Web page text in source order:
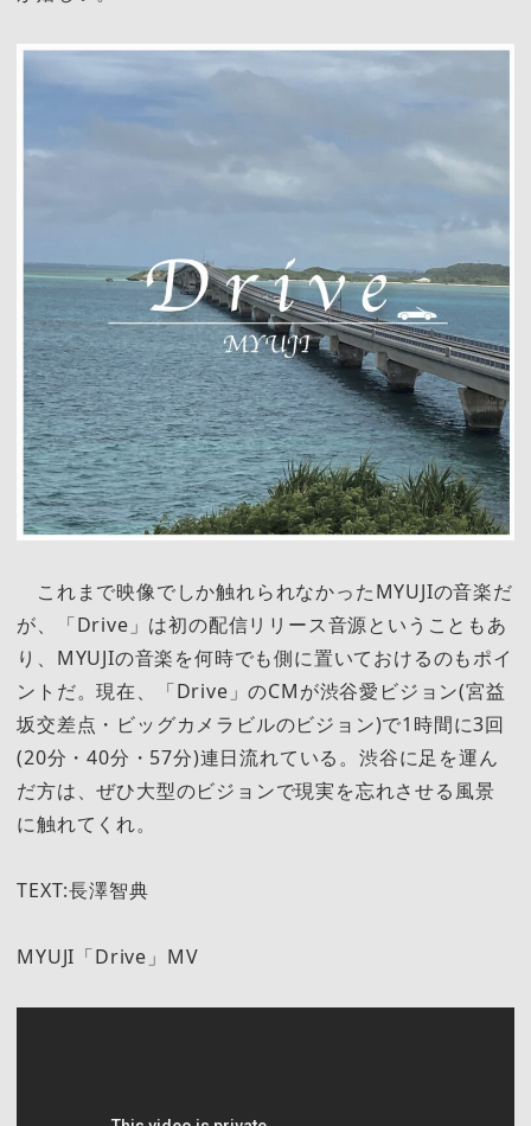
これまで映像でしか触れられなかったMYUJIの音楽だ
が、「Drive」は初の配信リリース音源ということもあ
り、MYUJIの音楽を何時でも側に置いておけるのもポイ
ントだ。現在、「Drive」のCMが渋谷愛ビジョン(宮益
坂交差点・ビッグカメラビルのビジョン)で1時間に3回
(20分・40分・57分)連日流れている。渋谷に足を運ん
だ方は、ぜひ大型のビジョンで現実を忘れさせる風景
に触れてくれ。
TEXT:長澤智典
MYUJI「Drive」MV